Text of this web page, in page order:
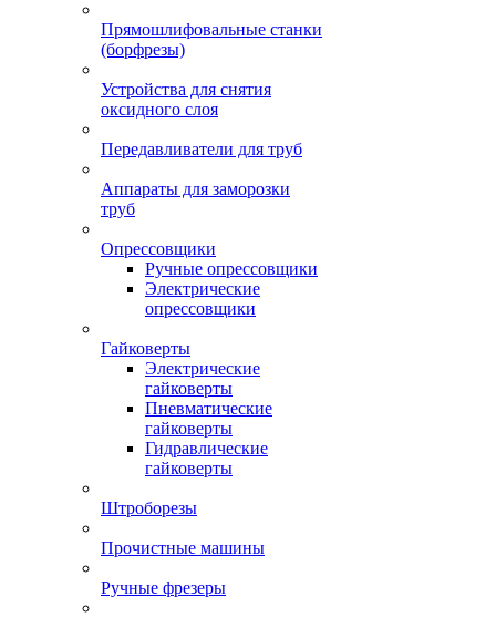
Прямошлифовальные станки
(борфрезы)
Устройства для снятия
оксидного слоя
Передавливатели для труб
Аппараты для заморозки
труб
Опрессовщики
Ручные опрессовщики
Электрические
опрессовщики
Гайковерты
Электрические
гайковерты
Пневматические
гайковерты
Гидравлические
гайковерты
Штроборезы
Прочистные машины
Ручные фрезеры